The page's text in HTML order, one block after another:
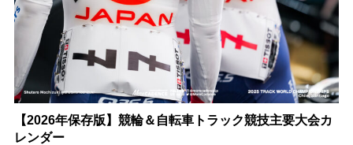
【2026年保存版】競輪＆自転車トラック競技主要大会カ
レンダー